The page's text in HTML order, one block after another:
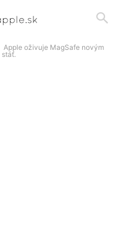
Apple oživuje MagSafe novým
stáť.